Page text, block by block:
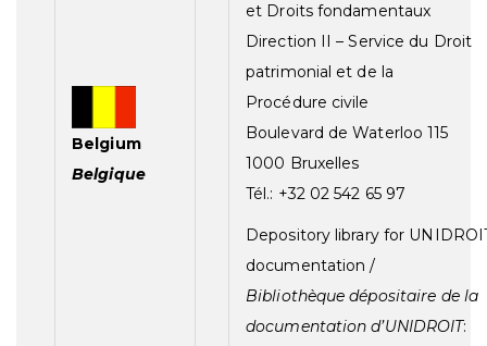
Belgium
Belgique
et Droits fondamentaux
Direction II – Service du Droit
patrimonial et de la
Procédure civile
Boulevard de Waterloo 115
1000 Bruxelles
Tél.: +32 02 542 65 97
Depository library for
documentation /
Bibliothèque dépositaire de la
documentation d’UNIDROIT: